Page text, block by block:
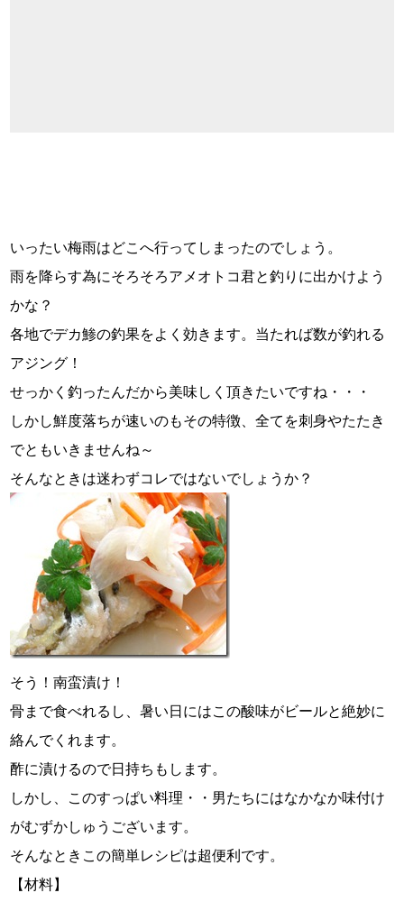
いったい梅雨はどこへ行ってしまったのでしょう。
雨を降らす為にそろそろアメオトコ君と釣りに出かけよう
かな？
各地でデカ鯵の釣果をよく効きます。当たれば数が釣れる
アジング！
せっかく釣ったんだから美味しく頂きたいですね・・・
しかし鮮度落ちが速いのもその特徴、全てを刺身やたたき
でともいきませんね～
そんなときは迷わずコレではないでしょうか？
そう！南蛮漬け！
骨まで食べれるし、暑い日にはこの酸味がビールと絶妙に
絡んでくれます。
酢に漬けるので日持ちもします。
しかし、このすっぱい料理・・男たちにはなかなか味付け
がむずかしゅうございます。
そんなときこの簡単レシピは超便利です。
【材料】